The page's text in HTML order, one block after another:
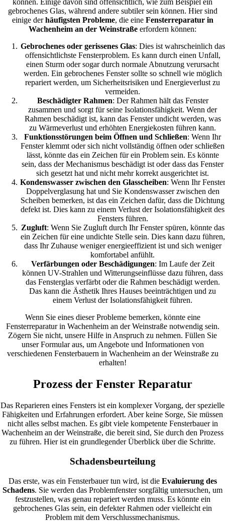
können. Einige davon sind offensichtlich, wie zum Beispiel ein
gebrochenes Glas, während andere subtiler sein können. Hier sind
einige derhäufigsten Probleme, die eine Fensterreparatur in
Wachenheim an der Weinstraße erfordern können:
Gebrochenes oder gerissenes Glas: Dies ist wahrscheinlich das
offensichtlichste Fensterproblem. Es kann durch einen Unfall,
einen Sturm oder sogar durch normale Abnutzung verursacht
werden. Ein gebrochenes Fenster sollte so schnell wie möglich
repariert werden, um Sicherheitsrisiken und Energieverlust zu
vermeiden.
Beschädigter Rahmen: Der Rahmen hält das Fenster
zusammen und sorgt für seine Isolationsfähigkeit. Wenn der
Rahmen beschädigt ist, kann das Fenster undicht werden, was
zu Wärmeverlust und erhöhten Energiekosten führen kann.
Funktionsstörungen beim Öffnen und Schließen: Wenn Ihr
Fenster klemmt oder sich nicht vollständig öffnen oder schließen
lässt, könnte das ein Zeichen für ein Problem sein. Es könnte
sein, dass der Mechanismus beschädigt ist oder dass das Fenster
sich gesetzt hat und nicht mehr korrekt ausgerichtet ist.
Kondenswasser zwischen den Glasscheiben: Wenn Ihr Fenster
Doppelverglasung hat und Sie Kondenswasser zwischen den
Scheiben bemerken, ist das ein Zeichen dafür, dass die Dichtung
defekt ist. Dies kann zu einem Verlust der Isolationsfähigkeit des
Fensters führen.
Zugluft: Wenn Sie Zugluft durch Ihr Fenster spüren, könnte das
ein Zeichen für eine undichte Stelle sein. Dies kann dazu führen,
dass Ihr Zuhause weniger energieeffizient ist und sich weniger
komfortabel anfühlt.
Verfärbungen oder Beschädigungen: Im Laufe der Zeit
können UV-Strahlen und Witterungseinflüsse dazu führen, dass
das Fensterglas verfärbt oder die Rahmen beschädigt werden.
Das kann die Ästhetik Ihres Hauses beeinträchtigen und zu
einem Verlust der Isolationsfähigkeit führen.
Wenn Sie eines dieser Probleme bemerken, könnte eine
Fensterreparatur in Wachenheim an der Weinstraße notwendig sein.
Zögern Sie nicht, unsere Hilfe in Anspruch zu nehmen. Füllen Sie
unser Formular aus, um Angebote und Informationen von
verschiedenen Fensterbauern in Wachenheim an der Weinstraße zu
erhalten!
Prozess der Fenster Reparatur
Das Reparieren eines Fensters ist ein komplexer Vorgang, der spezielle
Fähigkeiten und Erfahrungen erfordert. Aber keine Sorge, Sie müssen
nicht alles selbst machen. Es gibt viele kompetente Fensterbauer in
Wachenheim an der Weinstraße, die bereit sind, Sie durch den Prozess
zu führen. Hier ist ein grundlegender Überblick über die Schritte.
Schadensbeurteilung
Das erste, was ein Fensterbauer tun wird, ist die Evaluierung des
Schadens. Sie werden das Problemfenster sorgfältig untersuchen, um
festzustellen, was genau repariert werden muss. Es könnte ein
gebrochenes Glas sein, ein defekter Rahmen oder vielleicht ein
Problem mit dem Verschlussmechanismus.